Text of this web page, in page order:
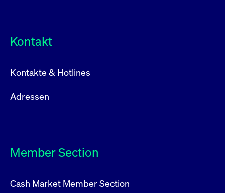
Kontakt
Kontakte & Hotlines
Adressen
Member Section
Cash Market Member Section